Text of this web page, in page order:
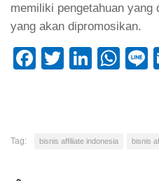
memiliki pengetahuan yang
yang akan dipromosikan.
Facebook
Twitter
Tag: bisnis affiliate indonesia bisnis